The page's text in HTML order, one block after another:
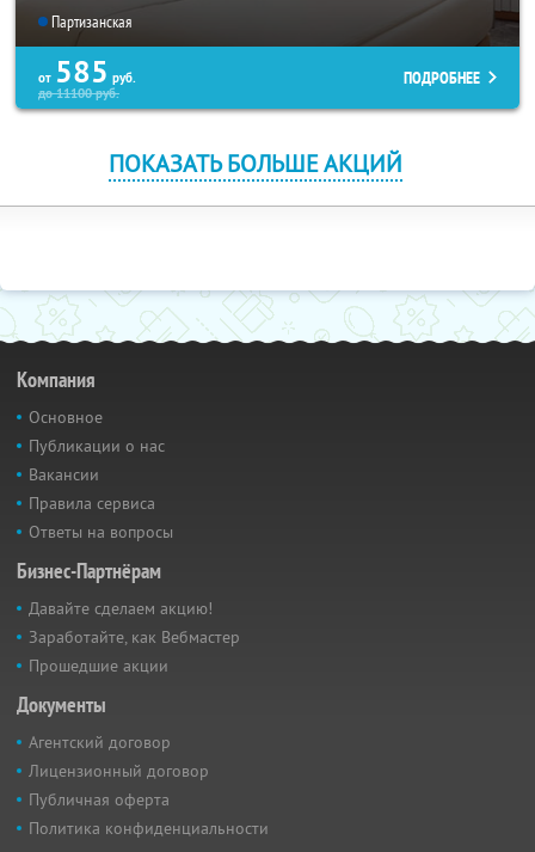
Партизанская
от 585 руб.
до11100руб.
ПОДРОБНЕЕ
ПОКАЗАТЬ БОЛЬШЕ АКЦИЙ
Компания
Основное
Публикации о нас
Вакансии
Правила сервиса
Ответы на вопросы
Бизнес-Партнёрам
Давайте сделаем акцию!
Заработайте, как Вебмастер
Прошедшие акции
Документы
Агентский договор
Лицензионный договор
Публичная оферта
Политика конфиденциальности